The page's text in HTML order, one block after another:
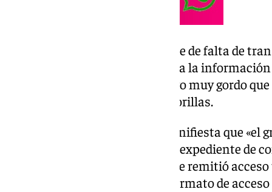
«Estamos ante un caso flagrante de falta de
de gobierno. No nos dan acceso a la
Esto es indicador de que hay algo muy gordo
tapando el PP», ha declarado Morillas.
De hecho, en la denuncia se manifiesta que
sociedad Promálaga la vista del expediente de
acceso al expediente, sino que se remitió
documentos concretos en un formato de